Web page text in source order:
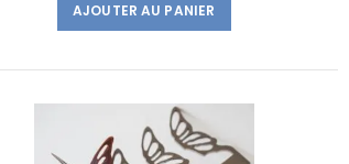
AJOUTER AU PANIER